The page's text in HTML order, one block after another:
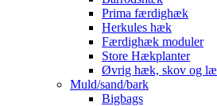
Prima færdighæk
Herkules hæk
Færdighæk moduler
Store Hækplanter
Øvrig hæk, skov og læ
Muld/sand/bark
Bigbags